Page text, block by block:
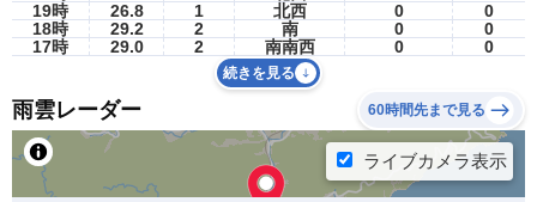
19時
26.8 1 北西 0
0
18時
29.2 2 南 0
0
17時
29.0 2 南南西 0 0
続きを見る
雨雲レーダー 60時間先まで見る